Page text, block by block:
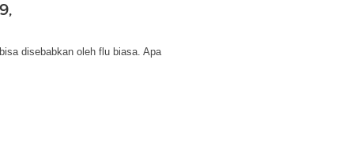
disebabkan oleh flu biasa. Apa